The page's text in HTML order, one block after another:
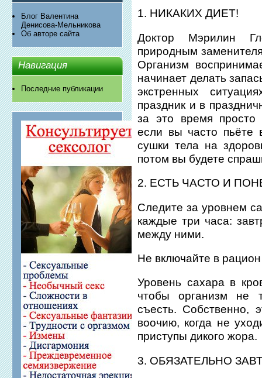
Блог Валентина
Денисова-Мельникова
Об авторе сайта
Навигация
Последние публикации
1. НИКАКИХ ДИЕТ!
Доктор Мэрилин
природным
Организм
начинает делать
экстренных
праздник и в
за это время просто
если вы часто пьёте
сушки тела на
потом вы будете
2. ЕСТЬ ЧАСТО И
Следите за уровнем
каждые три часа:
между ними.
Не включайте в
Уровень сахара в
чтобы организм не
съесть. Собственно,
воочию, когда не
приступы дикого жора.
3. ОБЯЗАТЕЛЬНО